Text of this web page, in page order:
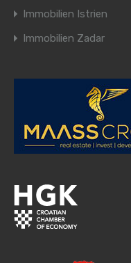
Immobilien Istrien
Immobilien Zadar